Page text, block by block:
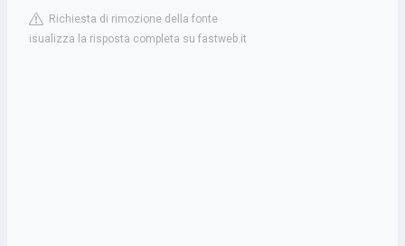
Richiesta di rimozione della fonte
isualizza la risposta completa su fastweb.it